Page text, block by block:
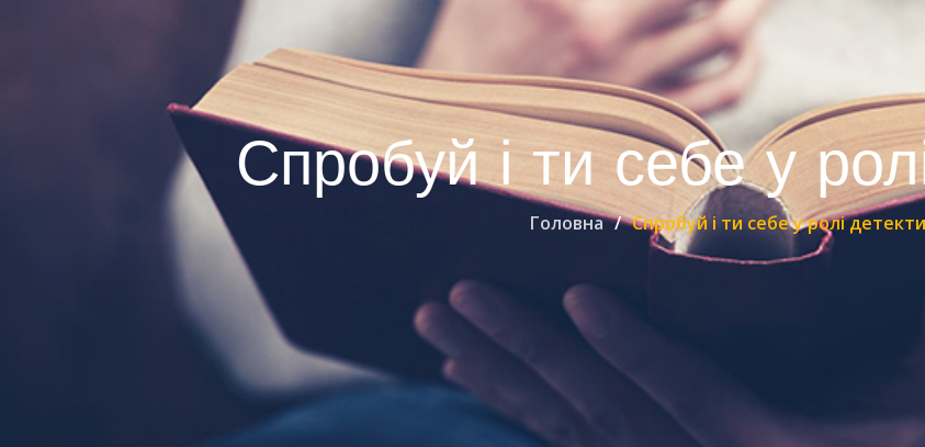
Спробуй і ти себе у
Головна Спробуй і ти себе у ролі